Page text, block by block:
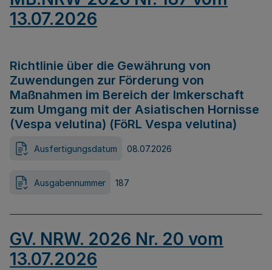
13.07.2026
Richtlinie über die Gewährung von
Zuwendungen zur Förderung von
Maßnahmen im Bereich der Imkerschaft
zum Umgang mit der Asiatischen Hornisse
(Vespa velutina) (FöRL Vespa velutina)
Ausfertigungsdatum 08.07.2026
Ausgabennummer 187
GV. NRW. 2026 Nr. 20 vom
13.07.2026